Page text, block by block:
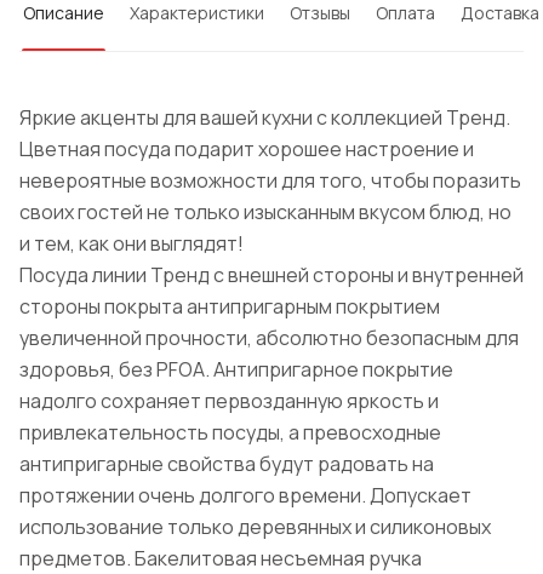
Описание Характеристики Отзывы Оплата Доставка
Яркие акценты для вашей кухни с коллекцией Тренд.
Цветная посуда подарит хорошее настроение и
невероятные возможности для того, чтобы поразить
своих гостей не только изысканным вкусом блюд, но
и тем, как они выглядят!
Посуда линии Тренд с внешней стороны и внутренней
стороны покрыта антипригарным покрытием
увеличенной прочности, абсолютно безопасным для
здоровья, без PFOA. Антипригарное покрытие
надолго сохраняет первозданную яркость и
привлекательность посуды, а превосходные
антипригарные свойства будут радовать на
протяжении очень долгого времени. Допускает
использование только деревянных и силиконовых
предметов. Бакелитовая несъемная ручка